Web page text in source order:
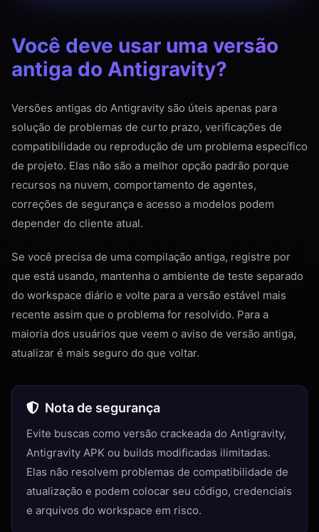
Você deve usar uma versão
antiga do Antigravity?
Versões antigas do Antigravity são úteis apenas para
solução de problemas de curto prazo, verificações de
compatibilidade ou reprodução de um problema específico
de projeto. Elas não são a melhor opção padrão porque
recursos na nuvem, comportamento de agentes,
correções de segurança e acesso a modelos podem
depender do cliente atual.
Se você precisa de uma compilação antiga, registre por
que está usando, mantenha o ambiente de teste separado
do workspace diário e volte para a versão estável mais
recente assim que o problema for resolvido. Para a
maioria dos usuários que veem o aviso de versão antiga,
atualizar é mais seguro do que voltar.
Nota de segurança
Evite buscas como versão crackeada do Antigravity,
Antigravity APK ou builds modificadas ilimitadas.
Elas não resolvem problemas de compatibilidade de
atualização e podem colocar seu código, credenciais
e arquivos do workspace em risco.